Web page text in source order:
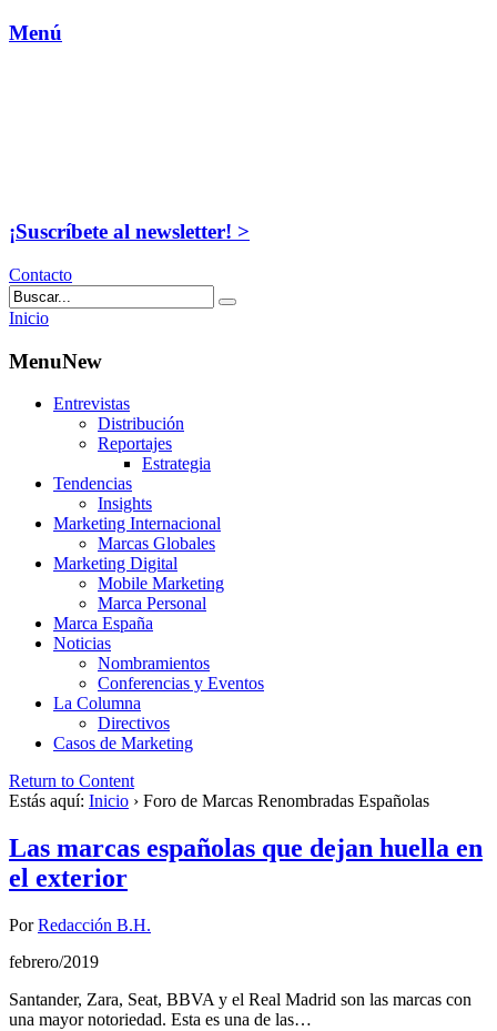
Menú
¡Suscríbete al newsletter! >
Contacto
Inicio
MenuNew
Entrevistas
Distribución
Reportajes
Estrategia
Tendencias
Insights
Marketing Internacional
Marcas Globales
Marketing Digital
Mobile Marketing
Marca Personal
Marca España
Noticias
Nombramientos
Conferencias y Eventos
La Columna
Directivos
Casos de Marketing
Return to Content
Estás aquí: Inicio › Foro de Marcas Renombradas Españolas
Las marcas españolas que dejan huella en
el exterior
PorRedacción B.H.
febrero/2019
Santander, Zara, Seat, BBVA y el Real Madrid son las marcas con
una mayor notoriedad. Esta es una de las…